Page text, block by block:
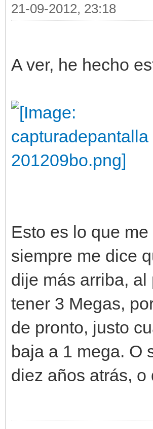
21-09-2012, 23:18
A ver, he hecho
Esto es lo que
siempre me dice
dije más arriba,
tener 3 Megas,
de pronto, justo
baja a 1 mega. O
diez años atrás,